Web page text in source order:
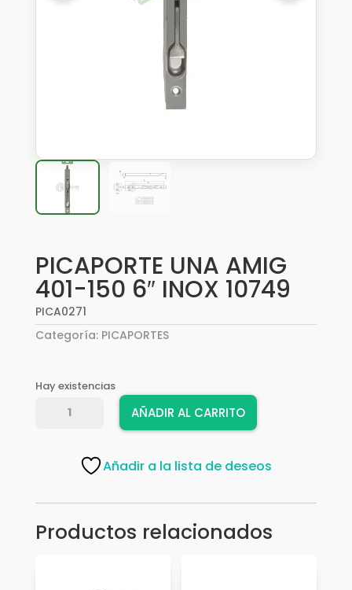
PICAPORTE UNA AMIG
401-150 6″ INOX 10749
PICA0271
Categoría: PICAPORTES
Hay existencias
PICAPORTE
10749
AÑADIR AL CARRITO
Añadir a la lista de deseos
Productos relacionados